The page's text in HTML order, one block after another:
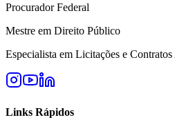
Procurador Federal
Mestre em Direito Público
Especialista em Licitações e
Links Rápidos